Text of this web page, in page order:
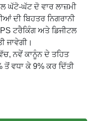
ਘੱਟੋ-ਘੱਟ ਦੋ ਵਾਰ ਲਾਜ਼ਮੀ
ਦੀ ਬਿਹਤਰ ਨਿਗਰਾਨੀ
ਟਰੈਕਿੰਗ ਅਤੇ ਡਿਜੀਟਲ
ਜਾਵੇਗੀ।
ਨਵੇਂ ਕਾਨੂੰਨ ਦੇ ਤਹਿਤ
ਤੋਂ ਵਧਾ ਕੇ 9% ਕਰ ਦਿੱਤੀ